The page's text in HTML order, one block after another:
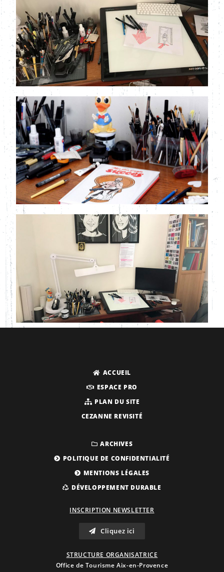
ACCUEIL
ESPACE PRO
PLAN DU SITE
CEZANNE REVISITÉ
ARCHIVES
POLITIQUE DE CONFIDENTIALITÉ
MENTIONS LÉGALES
DÉVELOPPEMENT DURABLE
INSCRIPTION NEWSLETTER
Cliquez ici
STRUCTURE ORGANISATRICE
Office de Tourisme Aix-en-Provence